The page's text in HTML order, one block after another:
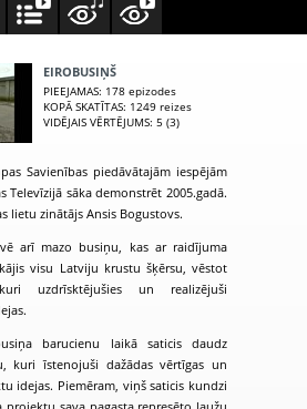
EIROBUSIŅŠ
PIEEJAMAS: 178 epizodes
KOPĀ SKATĪTAS: 1249 reizes
VIDĒJAIS VĒRTĒJUMS: 5 (3)
Savienības piedāvātajām iespējām
Televīzijā sāka demonstrēt 2005.gadā.
lietu zinātājs Ansis Bogustovs.
arī mazo busiņu, kas ar raidījuma
visu Latviju krustu šķērsu, vēstot
uzdrīsktējušies un realizējuši
barucienu laikā saticis daudz
kuri īstenojuši dažādas vērtīgas un
idejas. Piemēram, viņš saticis kundzi